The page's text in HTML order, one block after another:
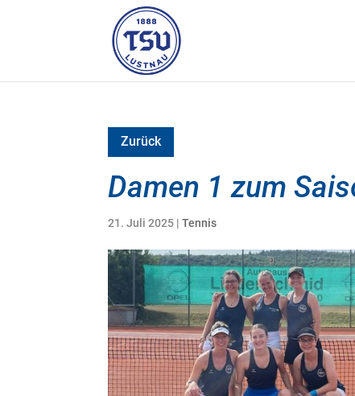
Zurück
Damen 1 zum
21. Juli 2025 |Tennis